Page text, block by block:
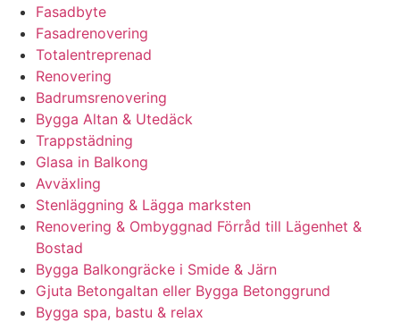
Fasadbyte
Fasadrenovering
Totalentreprenad
Renovering
Badrumsrenovering
Bygga Altan & Utedäck
Trappstädning
Glasa in Balkong
Avväxling
Stenläggning & Lägga marksten
Renovering & Ombyggnad Förråd till Lägenhet &
Bostad
Bygga Balkongräcke i Smide & Järn
Gjuta Betongaltan eller Bygga Betonggrund
Bygga spa, bastu & relax